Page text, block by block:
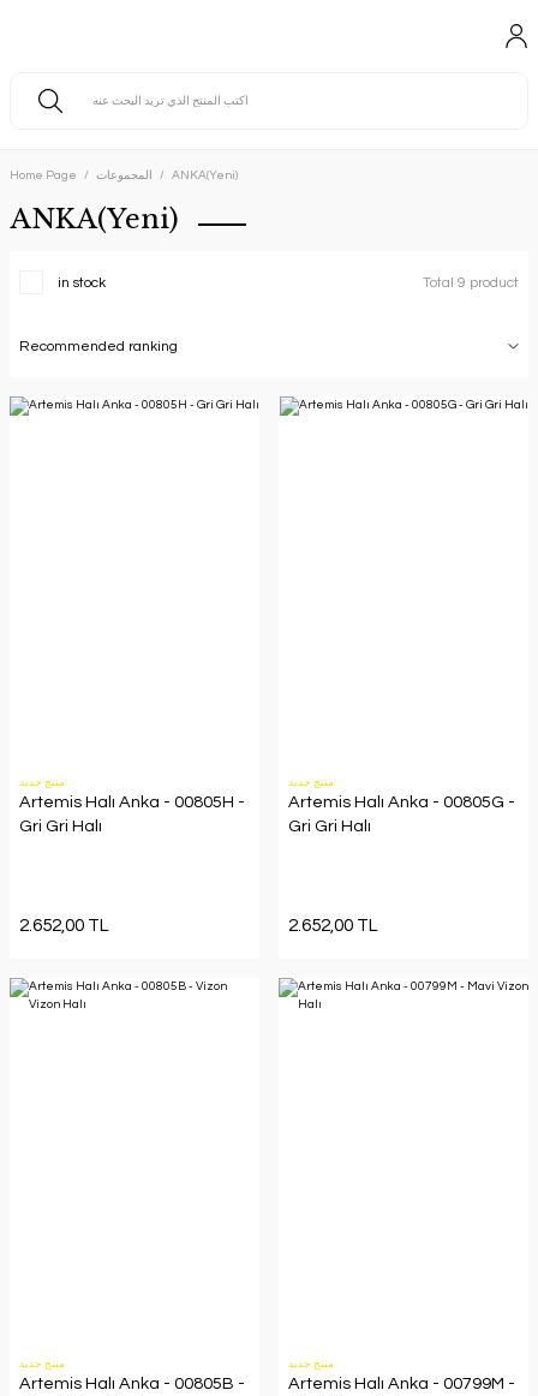
Home Page المجموعات ANKA(Yeni)
ANKA(Yeni)
in stock Total 9 product
منتج جديد
Artemis Halı Anka - 00805H -
Gri Gri Halı
2.652,00 TL
منتج جديد
Artemis Halı Anka - 00805G -
Gri Gri Halı
2.652,00 TL
منتج جديد
Artemis Halı Anka - 00805B -
منتج جديد
Artemis Halı Anka - 00799M -